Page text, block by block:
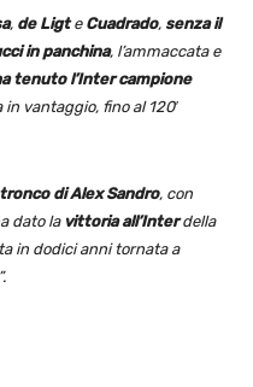
, de Ligte Cuadrado, senza il
in panchina, l’ammaccata e
tenuto l’Inter campione
vantaggio, fino al 120′
di Alex Sandro, con
dato la vittoria all’Interdella
in dodici anni tornata a